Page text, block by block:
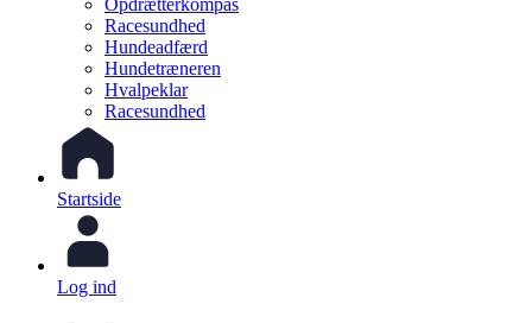
Opdrætterkompas
Racesundhed
Hundeadfærd
Hundetræneren
Hvalpeklar
Racesundhed
Startside
Log ind